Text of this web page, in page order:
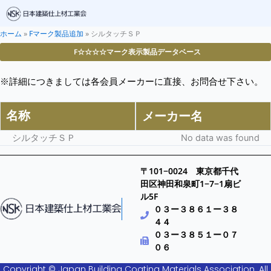
ホーム » Fマーク製品追加 » シルタッチＳＰ
F☆☆☆☆マーク表示製品データベース
※詳細につきましては各会員メーカーに直接、お問合せ下さい。
名称 メーカー名
シルタッチＳＰ No data was found
〒101−0024 東京都千代
田区神田和泉町1−7−1扇ビ
ル5F
０３ー３８６１ー３８
４４
０３ー３８５１ー０７
０６